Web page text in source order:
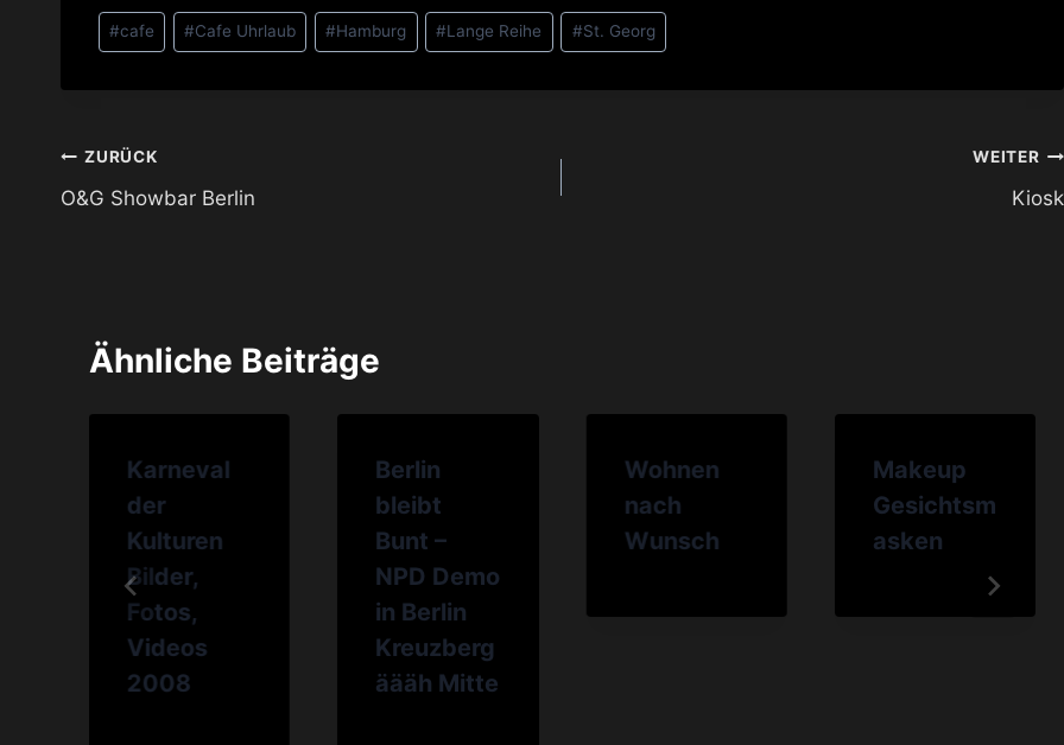
Schlagworte:
#cafe #Cafe Uhrlaub #Hamburg #Lange Reihe #St. Georg
Beitragsnavigation
ZURÜCK
O&G Showbar Berlin
WEITER
Kiosk
Ähnliche Beiträge
Karneval
der
Kulturen
Bilder,
Fotos,
Videos
2008
Berlin
bleibt
Bunt –
NPD Demo
in Berlin
Kreuzberg
äääh Mitte
Wohnen
nach
Wunsch
Makeup
Gesichtsm
asken